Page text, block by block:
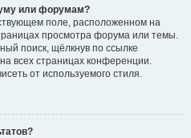
или форумам?
поле, расположенном на
просмотра форума или темы.
поиск, щёлкнув по ссылке
всех страницах конференции.
от используемого стиля.